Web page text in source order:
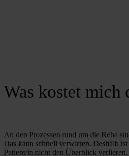
Was kostet mich
An den Prozessen rund um die Reha
Das kann schnell verwirren. Deshalb
Patient/in nicht den Überblick verlieren.